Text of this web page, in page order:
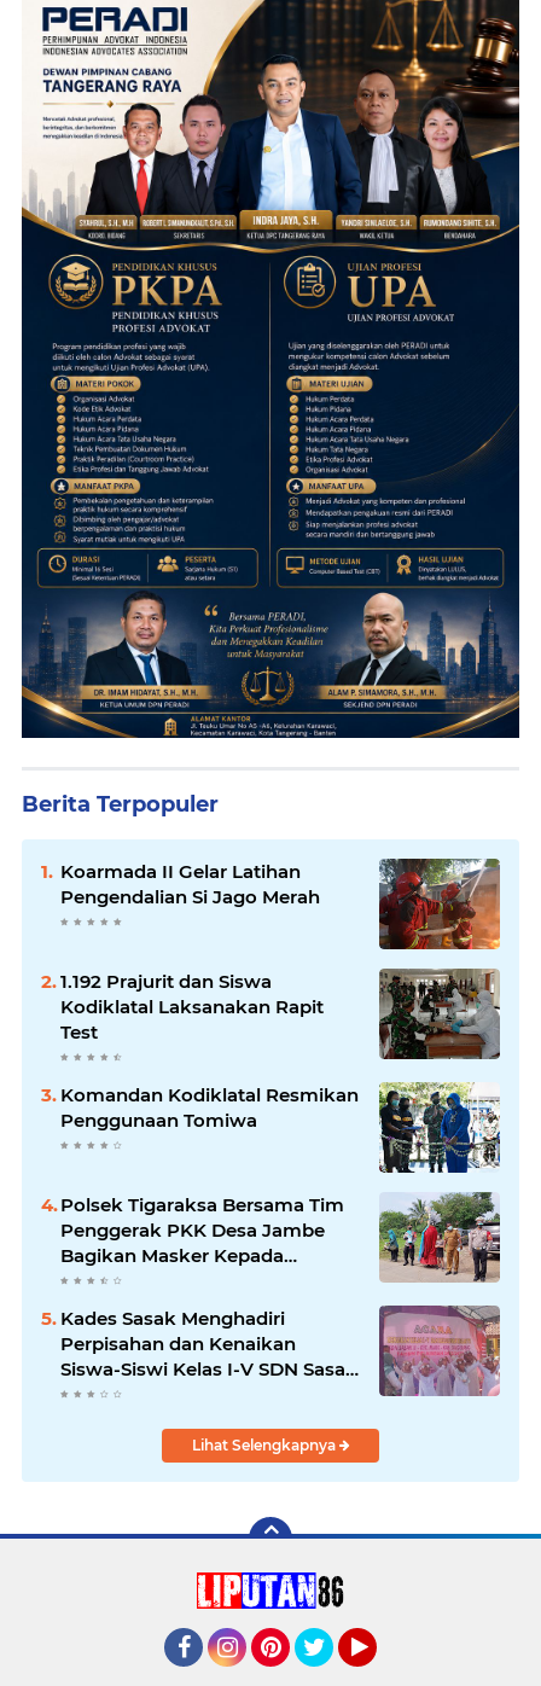
Berita Terpopuler
Koarmada II Gelar Latihan
Pengendalian Si Jago Merah
1.192 Prajurit dan Siswa
Kodiklatal Laksanakan Rapit
Test
Komandan Kodiklatal Resmikan
Penggunaan Tomiwa
Polsek Tigaraksa Bersama Tim
Penggerak PKK Desa Jambe
Bagikan Masker Kepada
Pengguna Jalan
Kades Sasak Menghadiri
Perpisahan dan Kenaikan
Siswa-Siswi Kelas I-V SDN Sasak
II
Lihat Selengkapnya